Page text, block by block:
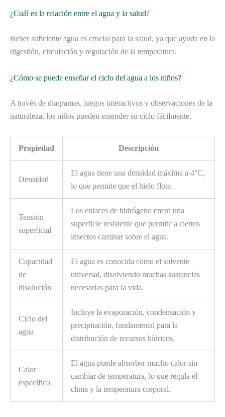
¿Cuál es la relación entre el agua y la salud?
Beber suficiente agua es crucial para la salud, ya que ayuda en la
digestión, circulación y regulación de la temperatura.
¿Cómo se puede enseñar el ciclo del agua a los niños?
A través de diagramas, juegos interactivos y observaciones de la
naturaleza, los niños pueden entender su ciclo fácilmente.
Propiedad Descripción
Densidad
El agua tiene una densidad máxima a 4°C,
lo que permite que el hielo flote.
Tensión
superficial
Los enlaces de hidrógeno crean una
superficie resistente que permite a ciertos
insectos caminar sobre el agua.
Capacidad
de
disolución
El agua es conocida como el solvente
universal, disolviendo muchas sustancias
necesarias para la vida.
Ciclo del
agua
Incluye la evaporación, condensación y
precipitación, fundamental para la
distribución de recursos hídricos.
Calor
específico
El agua puede absorber mucho calor sin
cambiar de temperatura, lo que regula el
clima y la temperatura corporal.